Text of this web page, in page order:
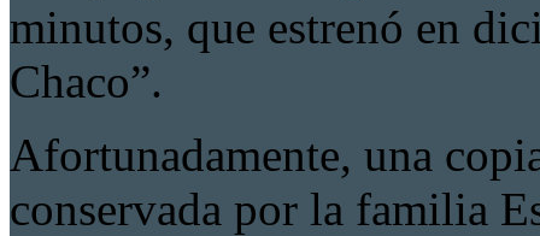
minutos, que estrenó en
Chaco”.
Afortunadamente, una
conservada por la familia